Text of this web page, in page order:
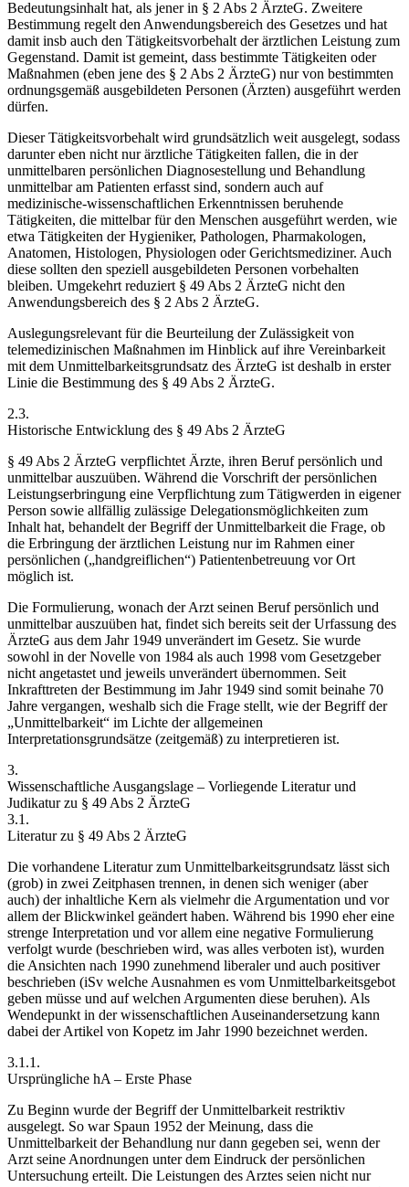
Bedeutungsinhalt hat, als jener in § 2 Abs 2 ÄrzteG. Zweitere
Bestimmung regelt den Anwendungsbereich des Gesetzes und hat
damit insb auch den Tätigkeitsvorbehalt der ärztlichen Leistung zum
Gegenstand. Damit ist gemeint, dass bestimmte Tätigkeiten oder
Maßnahmen (eben jene des § 2 Abs 2 ÄrzteG) nur von bestimmten
ordnungsgemäß ausgebildeten Personen (Ärzten) ausgeführt werden
dürfen.
Dieser Tätigkeitsvorbehalt wird grundsätzlich weit ausgelegt, sodass
darunter eben nicht nur ärztliche Tätigkeiten fallen, die in der
unmittelbaren persönlichen Diagnosestellung und Behandlung
unmittelbar am Patienten erfasst sind, sondern auch auf
medizinische-wissenschaftlichen Erkenntnissen beruhende
Tätigkeiten, die mittelbar für den Menschen ausgeführt werden, wie
etwa Tätigkeiten der Hygieniker, Pathologen, Pharmakologen,
Anatomen, Histologen, Physiologen oder Gerichtsmediziner. Auch
diese sollten den speziell ausgebildeten Personen vorbehalten
bleiben. Umgekehrt reduziert § 49 Abs 2 ÄrzteG nicht den
Anwendungsbereich des § 2 Abs 2 ÄrzteG.
Auslegungsrelevant für die Beurteilung der Zulässigkeit von
telemedizinischen Maßnahmen im Hinblick auf ihre Vereinbarkeit
mit dem Unmittelbarkeitsgrundsatz des ÄrzteG ist deshalb in erster
Linie die Bestimmung des § 49 Abs 2 ÄrzteG.
2.3.
Historische Entwicklung des § 49 Abs 2 ÄrzteG
§ 49 Abs 2 ÄrzteG verpflichtet Ärzte, ihren Berufpersönlich und
unmittelbarauszuüben. Während die Vorschrift der persönlichen
Leistungserbringung eine Verpflichtung zum Tätigwerden in eigener
Person sowie allfällig zulässige Delegationsmöglichkeiten zum
Inhalt hat, behandelt der Begriff der Unmittelbarkeit die Frage, ob
die Erbringung der ärztlichen Leistung nur im Rahmen einer
persönlichen („handgreiflichen“) Patientenbetreuung vor Ort
möglich ist.
Die Formulierung, wonach der Arzt seinen Beruf persönlich und
unmittelbar auszuüben hat, findet sich bereits seit der Urfassung des
ÄrzteG aus dem Jahr 1949 unverändert im Gesetz. Sie wurde
sowohl in der Novelle von 1984 als auch 1998 vom Gesetzgeber
nicht angetastet und jeweils unverändert übernommen. Seit
Inkrafttreten der Bestimmung im Jahr 1949 sind somit beinahe 70
Jahre vergangen, weshalb sich die Frage stellt, wie der Begriff der
„Unmittelbarkeit“ im Lichte der allgemeinen
Interpretationsgrundsätze (zeitgemäß) zu interpretieren ist.
3.
Wissenschaftliche Ausgangslage – Vorliegende Literatur und
Judikatur zu § 49 Abs 2 ÄrzteG
3.1.
Literatur zu § 49 Abs 2 ÄrzteG
Die vorhandene Literatur zum Unmittelbarkeitsgrundsatz lässt sich
(grob) in zwei Zeitphasen trennen, in denen sich weniger (aber
auch) der inhaltliche Kern als vielmehr die Argumentation und vor
allem der Blickwinkel geändert haben. Während bis 1990 eher eine
strenge Interpretation und vor allem eine negative Formulierung
verfolgt wurde (beschrieben wird, was alles verboten ist), wurden
die Ansichten nach 1990 zunehmend liberaler und auch positiver
beschrieben (iSv welche Ausnahmen es vom Unmittelbarkeitsgebot
geben müsse und auf welchen Argumenten diese beruhen). Als
Wendepunkt in der wissenschaftlichen Auseinandersetzung kann
dabei der Artikel von Kopetz im Jahr 1990 bezeichnet werden.
3.1.1.
Ursprüngliche hA – Erste Phase
Zu Beginn wurde der Begriff der Unmittelbarkeit restriktiv
ausgelegt. So war Spaun 1952 der Meinung, dass die
Unmittelbarkeit der Behandlung nur dann gegeben sei, wenn der
Arzt seine Anordnungen unter dem Eindruck der persönlichen
Untersuchung erteilt. Die Leistungen des Arztes seien nicht nur